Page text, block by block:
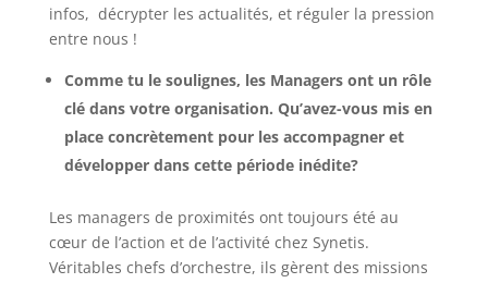
infos, décrypter les actualités, et réguler la pression
entre nous !
Comme tu le soulignes, les Managers ont un rôle
clé dans votre organisation. Qu’avez-vous mis en
place concrètement pour les accompagner et
développer dans cette période inédite?
Les managers de proximités ont toujours été au
cœur de l’action et de l’activité chez Synetis.
Véritables chefs d’orchestre, ils gèrent des missions